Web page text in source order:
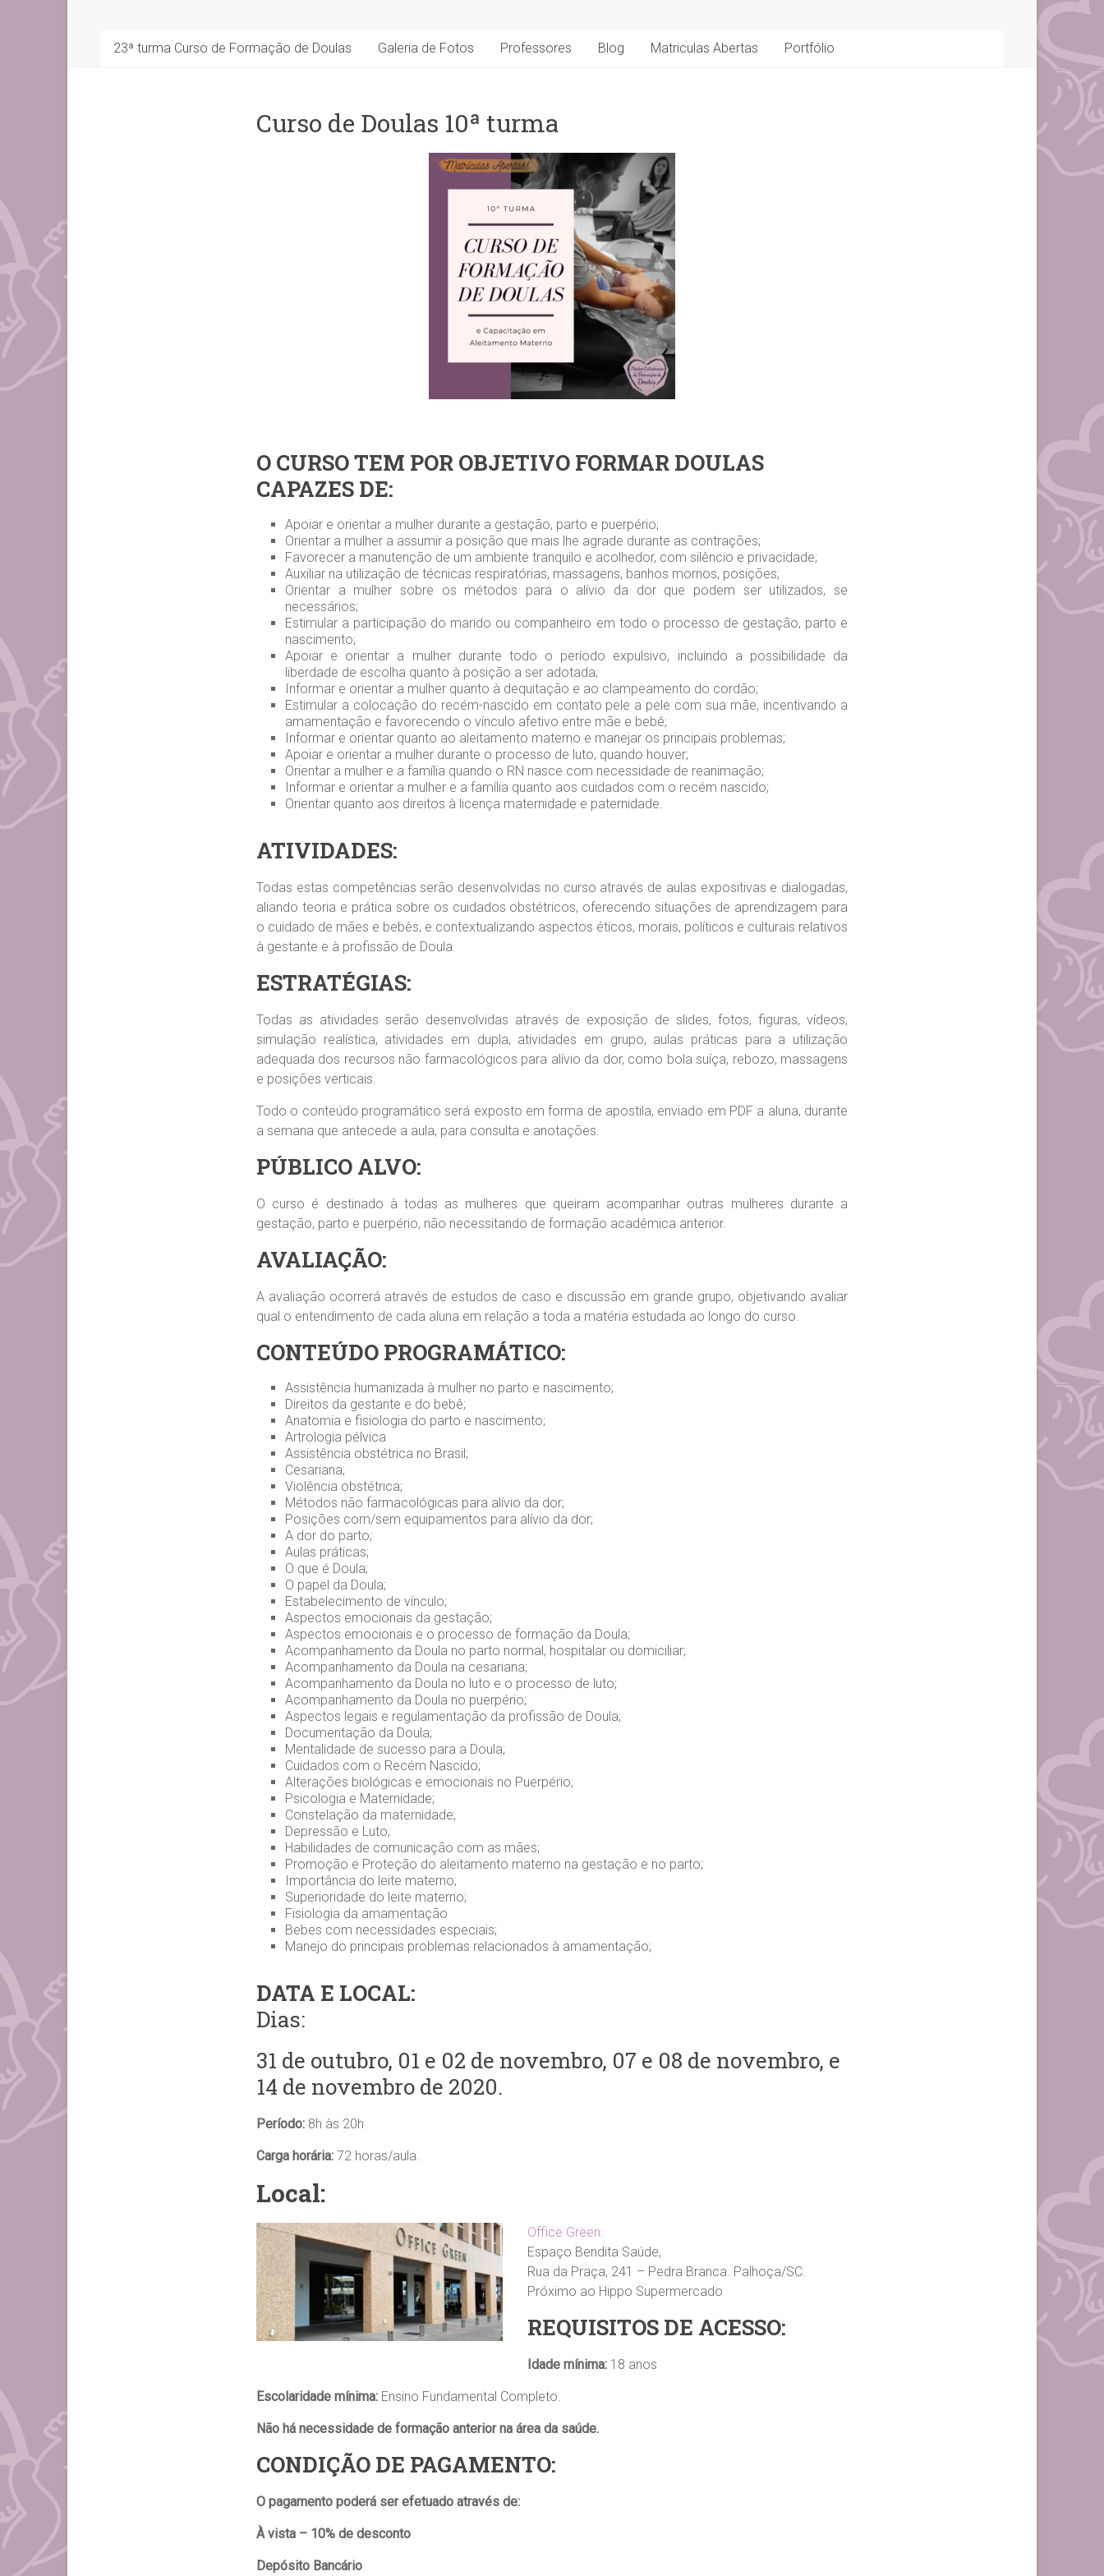
23ª turma Curso de Formação de Doulas Galeria de Fotos Professores Blog Matriculas Abertas Portfólio
Curso de Doulas 10ª turma
O CURSO TEM POR OBJETIVO FORMAR DOULAS
CAPAZES DE:
Apoiar e orientar a mulher durante a gestação, parto e puerpério;
Orientar a mulher a assumir a posição que mais lhe agrade durante as contrações;
Favorecer a manutenção de um ambiente tranquilo e acolhedor, com silêncio e privacidade;
Auxiliar na utilização de técnicas respiratórias, massagens, banhos mornos, posições;
Orientar a mulher sobre os métodos para o alívio da dor que podem ser utilizados, se
necessários;
Estimular a participação do marido ou companheiro em todo o processo de gestação, parto e
nascimento;
Apoiar e orientar a mulher durante todo o período expulsivo, incluindo a possibilidade da
liberdade de escolha quanto à posição a ser adotada;
Informar e orientar a mulher quanto à dequitação e ao clampeamento do cordão;
Estimular a colocação do recém-nascido em contato pele a pele com sua mãe, incentivando a
amamentação e favorecendo o vínculo afetivo entre mãe e bebê;
Informar e orientar quanto ao aleitamento materno e manejar os principais problemas;
Apoiar e orientar a mulher durante o processo de luto, quando houver;
Orientar a mulher e a família quando o RN nasce com necessidade de reanimação;
Informar e orientar a mulher e a família quanto aos cuidados com o recém nascido;
Orientar quanto aos direitos à licença maternidade e paternidade.
ATIVIDADES:
Todas estas competências serão desenvolvidas no curso através de aulas expositivas e dialogadas,
aliando teoria e prática sobre os cuidados obstétricos, oferecendo situações de aprendizagem para
o cuidado de mães e bebês, e contextualizando aspectos éticos, morais, políticos e culturais relativos
à gestante e à profissão de Doula.
ESTRATÉGIAS:
Todas as atividades serão desenvolvidas através de exposição de slides, fotos, figuras, vídeos,
simulação realística, atividades em dupla, atividades em grupo, aulas práticas para a utilização
adequada dos recursos não farmacológicos para alívio da dor, como bola suíça, rebozo, massagens
e posições verticais.
Todo o conteúdo programático será exposto em forma de apostila, enviado em PDF a aluna, durante
a semana que antecede a aula, para consulta e anotações.
PÚBLICO ALVO:
O curso é destinado à todas as mulheres que queiram acompanhar outras mulheres durante a
gestação, parto e puerpério, não necessitando de formação acadêmica anterior.
AVALIAÇÃO:
A avaliação ocorrerá através de estudos de caso e discussão em grande grupo, objetivando avaliar
qual o entendimento de cada aluna em relação a toda a matéria estudada ao longo do curso.
CONTEÚDO PROGRAMÁTICO:
Assistência humanizada à mulher no parto e nascimento;
Direitos da gestante e do bebê;
Anatomia e fisiologia do parto e nascimento;
Artrologia pélvica
Assistência obstétrica no Brasil;
Cesariana;
Violência obstétrica;
Métodos não farmacológicas para alívio da dor;
Posições com/sem equipamentos para alívio da dor;
A dor do parto;
Aulas práticas;
O que é Doula;
O papel da Doula;
Estabelecimento de vínculo;
Aspectos emocionais da gestação;
Aspectos emocionais e o processo de formação da Doula;
Acompanhamento da Doula no parto normal, hospitalar ou domiciliar;
Acompanhamento da Doula na cesariana;
Acompanhamento da Doula no luto e o processo de luto;
Acompanhamento da Doula no puerpério;
Aspectos legais e regulamentação da profissão de Doula;
Documentação da Doula;
Mentalidade de sucesso para a Doula;
Cuidados com o Recém Nascido;
Alterações biológicas e emocionais no Puerpério;
Psicologia e Maternidade;
Constelação da maternidade;
Depressão e Luto;
Habilidades de comunicação com as mães;
Promoção e Proteção do aleitamento materno na gestação e no parto;
Importância do leite materno;
Superioridade do leite materno;
Fisiologia da amamentação
Bebes com necessidades especiais;
Manejo do principais problemas relacionados à amamentação;
DATA E LOCAL:
Dias:
31 de outubro, 01 e 02 de novembro, 07 e 08 de novembro, e
14 de novembro de 2020.
Período: 8h às 20h
Carga horária: 72 horas/aula.
Local:
Office Green:
Espaço Bendita Saúde,
Rua da Praça, 241 – Pedra Branca. Palhoça/SC.
Próximo ao Hippo Supermercado
REQUISITOS DE ACESSO:
Idade mínima: 18 anos
Escolaridade mínima: Ensino Fundamental Completo.
Não há necessidade de formação anterior na área da saúde.
CONDIÇÃO DE PAGAMENTO:
O pagamento poderá ser efetuado através de:
À vista – 10% de desconto
Depósito Bancário